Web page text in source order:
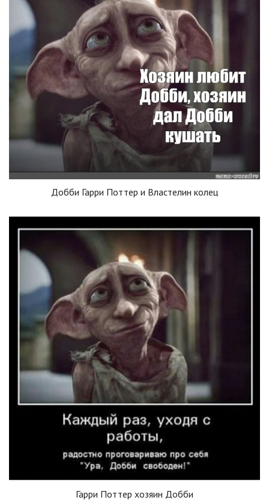
Добби Гарри Поттер и Властелин колец
Гарри Поттер хозяин Добби